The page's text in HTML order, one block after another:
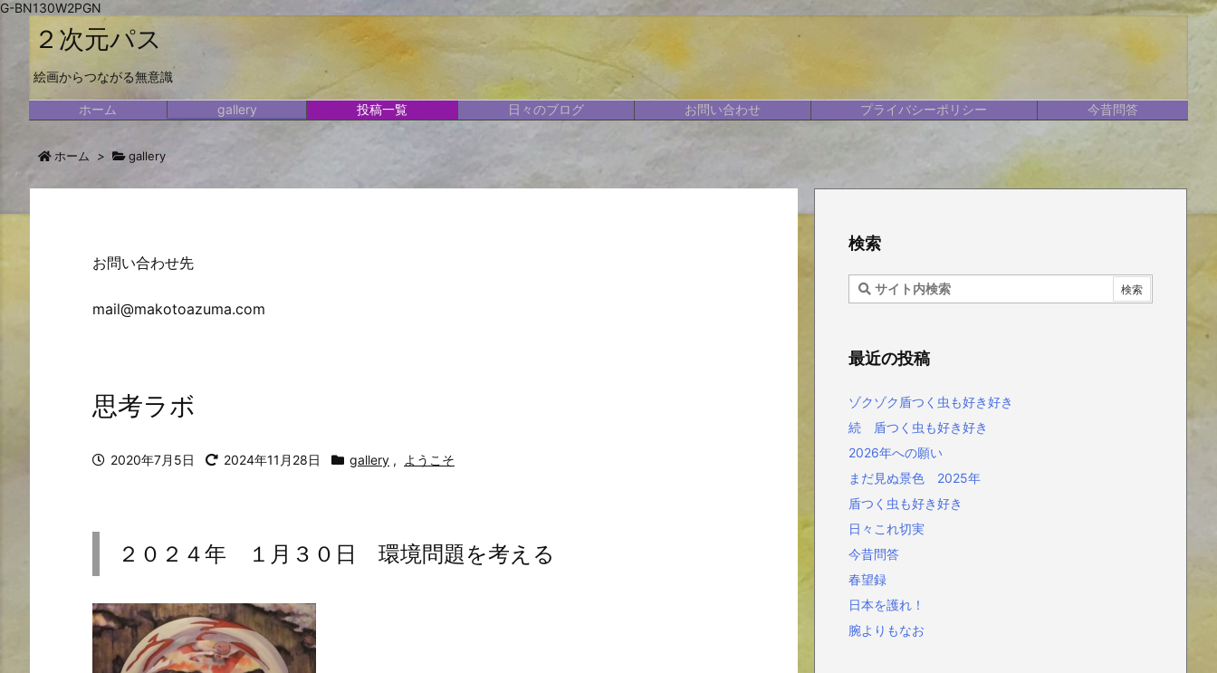
G-BN130W2PGN
２次元パス
絵画からつながる無意識
ホーム gallery 投稿一覧 日々のブログ お問い合わせ プライバシーポリシー 今昔問答
ホーム > gallery
お問い合わせ先
mail@makotoazuma.com
思考ラボ
2020年7月5日 2024年11月28日 gallery , ようこそ
２０２４年 １月３０日 環境問題を考える
検索
最近の投稿
ゾクゾク盾つく虫も好き好き
続 盾つく虫も好き好き
2026年への願い
まだ見ぬ景色 2025年
盾つく虫も好き好き
日々これ切実
今昔問答
春望録
日本を護れ！
腕よりもなお